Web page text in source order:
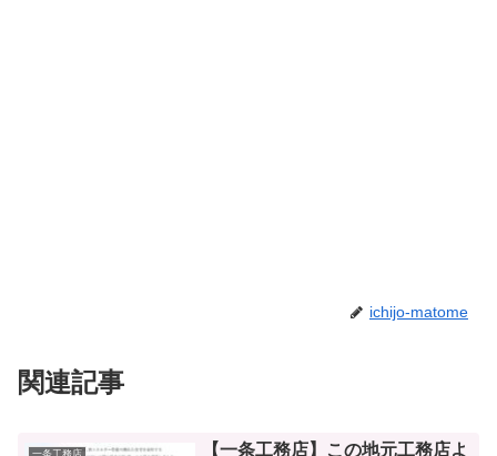
ichijo-matome
関連記事
一条工務店 【一条工務店】この地元工務店よ